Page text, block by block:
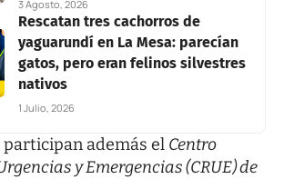
3 Agosto, 2026
Rescatan tres cachorros de
yaguarundí en La Mesa: parecían
gatos, pero eran felinos silvestres
nativos
1 Julio, 2026
participan además el Centro
y Emergencias (CRUE) de